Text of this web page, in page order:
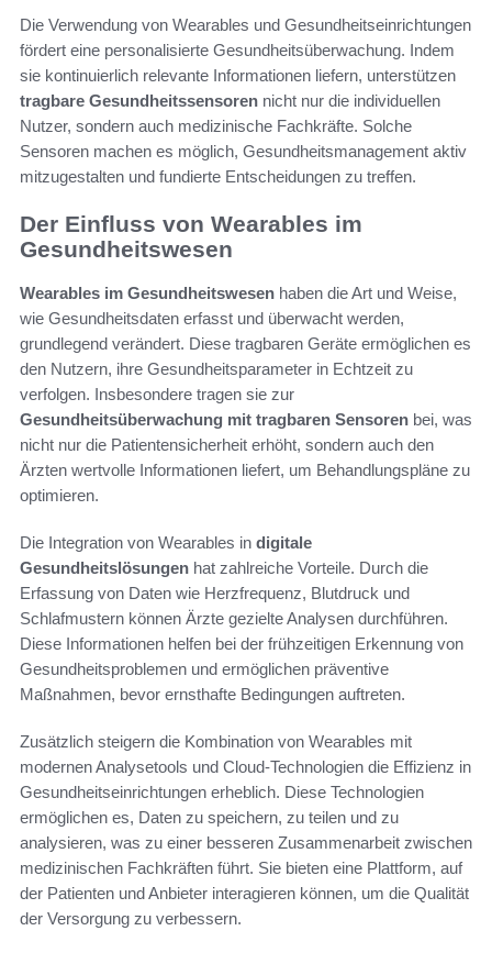
Die Verwendung von Wearables und Gesundheitseinrichtungen
fördert eine personalisierte Gesundheitsüberwachung. Indem
sie kontinuierlich relevante Informationen liefern, unterstützen
tragbare Gesundheitssensoren nicht nur die individuellen
Nutzer, sondern auch medizinische Fachkräfte. Solche
Sensoren machen es möglich, Gesundheitsmanagement aktiv
mitzugestalten und fundierte Entscheidungen zu treffen.
Der Einfluss von Wearables im
Gesundheitswesen
Wearables im Gesundheitswesen haben die Art und Weise,
wie Gesundheitsdaten erfasst und überwacht werden,
grundlegend verändert. Diese tragbaren Geräte ermöglichen es
den Nutzern, ihre Gesundheitsparameter in Echtzeit zu
verfolgen. Insbesondere tragen sie zur
Gesundheitsüberwachung mit tragbaren Sensoren bei, was
nicht nur die Patientensicherheit erhöht, sondern auch den
Ärzten wertvolle Informationen liefert, um Behandlungspläne zu
optimieren.
Die Integration von Wearables in digitale
Gesundheitslösungen hat zahlreiche Vorteile. Durch die
Erfassung von Daten wie Herzfrequenz, Blutdruck und
Schlafmustern können Ärzte gezielte Analysen durchführen.
Diese Informationen helfen bei der frühzeitigen Erkennung von
Gesundheitsproblemen und ermöglichen präventive
Maßnahmen, bevor ernsthafte Bedingungen auftreten.
Zusätzlich steigern die Kombination von Wearables mit
modernen Analysetools und Cloud-Technologien die Effizienz in
Gesundheitseinrichtungen erheblich. Diese Technologien
ermöglichen es, Daten zu speichern, zu teilen und zu
analysieren, was zu einer besseren Zusammenarbeit zwischen
medizinischen Fachkräften führt. Sie bieten eine Plattform, auf
der Patienten und Anbieter interagieren können, um die Qualität
der Versorgung zu verbessern.